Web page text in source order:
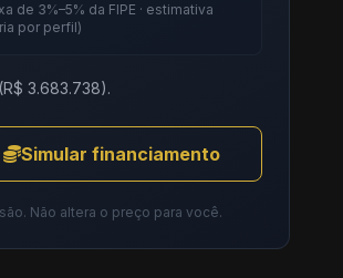
de 3%–5% da FIPE · estimativa
por perfil)
3.683.738).
Simular financiamento
Não altera o preço para você.